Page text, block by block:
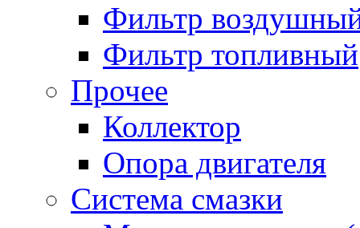
Фильтр
Фильтр топливный
Прочее
Коллектор
Опора двигателя
Система смазки